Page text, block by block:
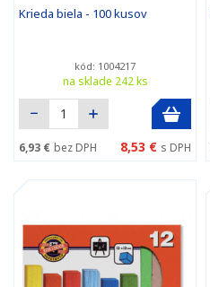
Krieda biela - 100 kusov
kód: 1004217
na sklade 242 ks
6,93 € bez DPH 8,53 € s DPH